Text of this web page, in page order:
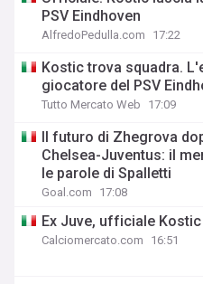
PSV Eindhoven
AlfredoPedulla.com 17:22
Kostic trova squadra.
giocatore del PSV
Tutto Mercato Web 17:09
Il futuro di Zhegrova
Chelsea-Juventus: il
le parole di Spalletti
Goal.com 17:08
Ex Juve, ufficiale Kostic
Calciomercato.com 16:51